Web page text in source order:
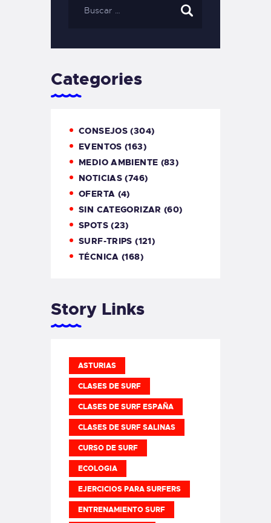
Categories
CONSEJOS (304)
EVENTOS (163)
MEDIO AMBIENTE (83)
NOTICIAS (746)
OFERTA (4)
SIN CATEGORIZAR (60)
SPOTS(23)
SURF-TRIPS (121)
TÉCNICA (168)
Story Links
ASTURIAS
CLASES DE SURF
CLASES DE SURF ESPAÑA
CLASES DE SURF SALINAS
CURSO DE SURF
ECOLOGIA
EJERCICIOS PARA SURFERS
ENTRENAMIENTO SURF